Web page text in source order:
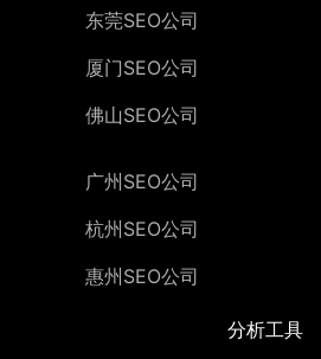
东莞SEO公司
厦门SEO公司
佛山SEO公司
广州SEO公司
杭州SEO公司
惠州SEO公司
分析工具